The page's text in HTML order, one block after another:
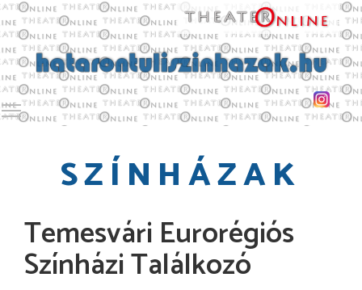
Toggle main menu visibility
SZÍNHÁZAK
Temesvári Eurorégiós
Színházi Találkozó